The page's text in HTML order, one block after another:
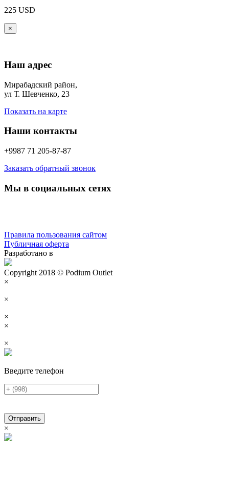
225 USD
×
Наш адрес
Мирабадский район,
ул Т. Шевченко, 23
Показать на карте
Наши контакты
+9987 71 205-87-87
Заказать обратный звонок
Мы в социальных сетях
Правила пользования сайтом
Публичная оферта
Разработано в
Copyright 2018 © Podium Outlet
×
×
×
×
×
Введите телефон
Отправить
×